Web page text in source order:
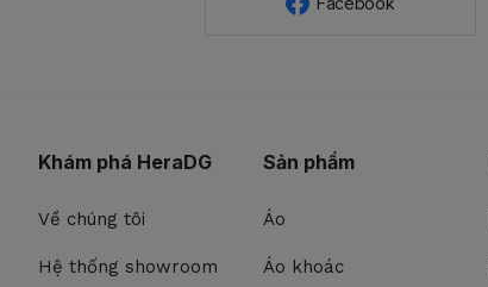
Khám phá HeraDG
Về chúng tôi
Hệ thống showroom
Sản phẩm
Áo
Áo khoác